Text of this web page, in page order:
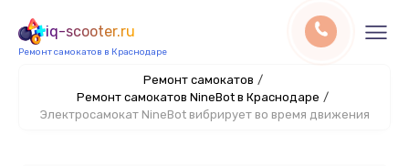
iq-scooter.ru
Ремонт самокатов в Краснодаре
Ремонт самокатов /
Ремонт самокатов NineBot в Краснодаре /
Электросамокат NineBot вибрирует во время движения